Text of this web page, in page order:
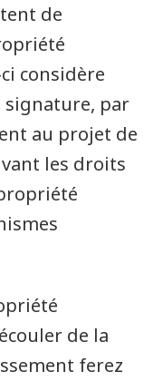
de
considère
signature, par
au projet de
les droits
de la
ferez